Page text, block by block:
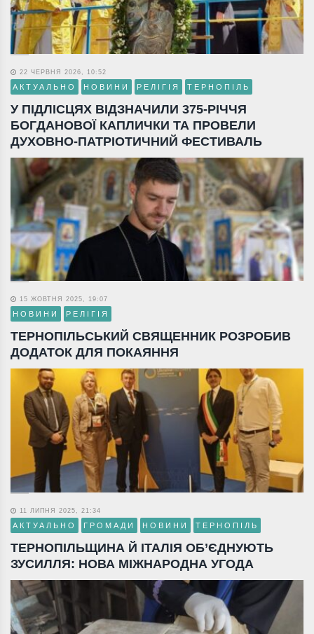
22 ЧЕРВНЯ 2026, 10:52
АКТУАЛЬНО НОВИНИ РЕЛІГІЯ ТЕРНОПІЛЬ
У ПІДЛІСЦЯХ ВІДЗНАЧИЛИ 375-РІЧЧЯ
БОГДАНОВОЇ КАПЛИЧКИ ТА ПРОВЕЛИ
ДУХОВНО-ПАТРІОТИЧНИЙ ФЕСТИВАЛЬ
15 ЖОВТНЯ 2025, 19:07
НОВИНИ РЕЛІГІЯ
ТЕРНОПІЛЬСЬКИЙ СВЯЩЕННИК РОЗРОБИВ
ДОДАТОК ДЛЯ ПОКАЯННЯ
11 ЛИПНЯ 2025, 21:34
АКТУАЛЬНО ГРОМАДИ НОВИНИ ТЕРНОПІЛЬ
ТЕРНОПІЛЬЩИНА Й ІТАЛІЯ ОБ’ЄДНУЮТЬ
ЗУСИЛЛЯ: НОВА МІЖНАРОДНА УГОДА